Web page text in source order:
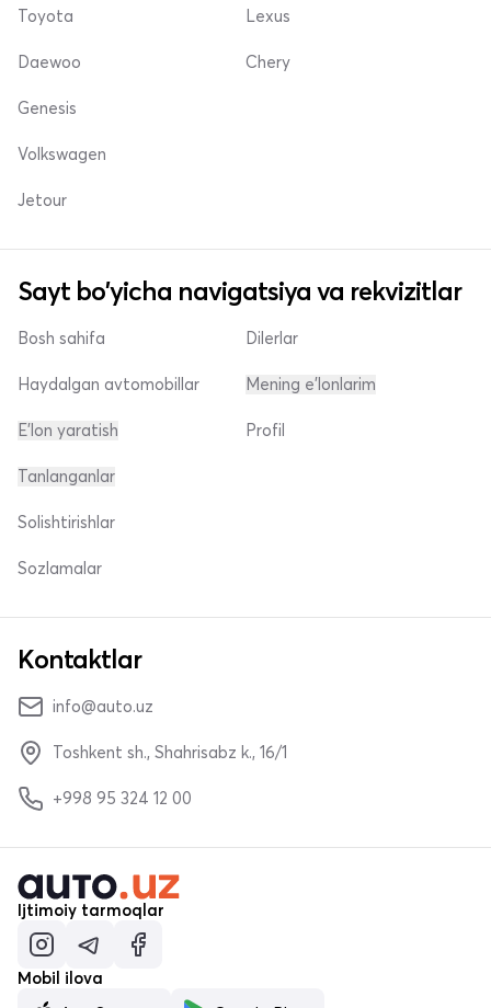
Toyota
Daewoo
Lexus
Chery
Genesis
Volkswagen
Jetour
Sayt bo'yicha navigatsiya va rekvizitlar
Bosh sahifa
Haydalgan avtomobillar
E'lon yaratish
Dilerlar
Mening e'lonlarim
Profil
Tanlanganlar
Solishtirishlar
Sozlamalar
Kontaktlar
info@auto.uz
Toshkent sh., Shahrisabz k., 16/1
+998 95 324 12 00
Ijtimoiy tarmoqlar
Mobil ilova